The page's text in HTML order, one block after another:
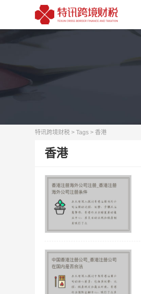
特讯跨境财税 > Tags > 香港
香港